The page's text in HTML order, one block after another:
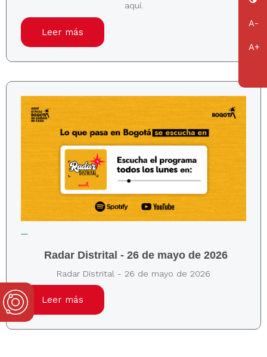
aquí.
Leer más
Radar Distrital - 26 de mayo de 2026
Radar Distrital - 26 de mayo de 2026
Leer más